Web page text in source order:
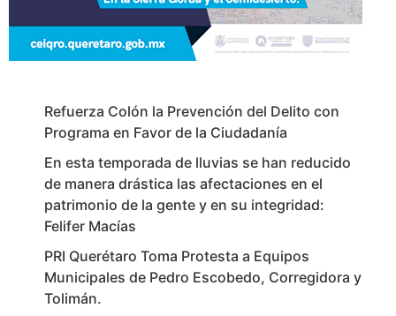
Refuerza Colón la Prevención del Delito con
Programa en Favor de la Ciudadanía
En esta temporada de lluvias se han reducido
de manera drástica las afectaciones en el
patrimonio de la gente y en su integridad:
Felifer Macías
PRI Querétaro Toma Protesta a Equipos
Municipales de Pedro Escobedo, Corregidora y
Tolimán.